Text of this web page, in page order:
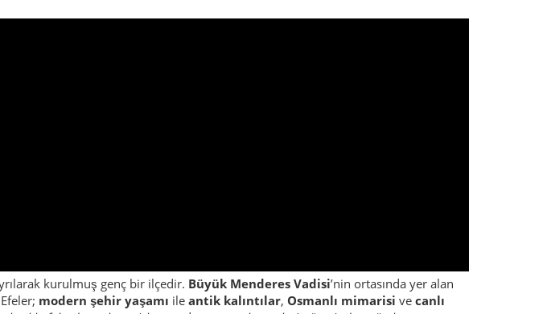
kurulmuş genç bir ilçedir. Büyük Menderes Vadisi’nin ortasında yer alan
modern şehir yaşamı ile antik kalıntılar, Osmanlı mimarisi ve canlı